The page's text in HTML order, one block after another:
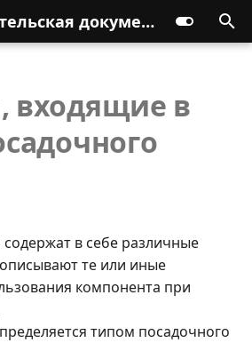
Пользовательская документация
входящие в
в себе различные
те или иные
компонента при
типом посадочного